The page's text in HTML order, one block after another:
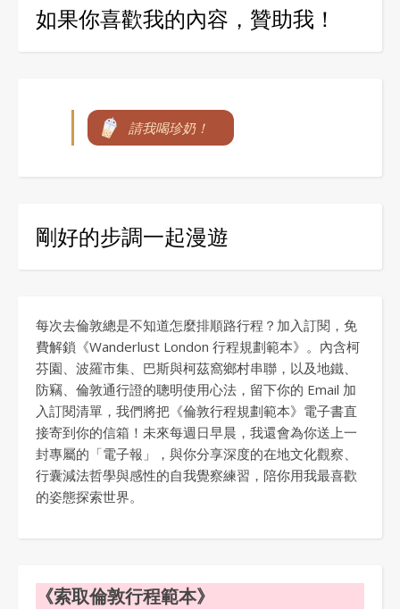
如果你喜歡我的內容，贊助我！
請我喝珍奶！
剛好的步調一起漫遊
每次去倫敦總是不知道怎麼排順路行程？加入訂閱，免
費解鎖《Wanderlust London 行程規劃範本》。內含柯
芬園、波羅市集、巴斯與柯茲窩鄉村串聯，以及地鐵、
防竊、倫敦通行證的聰明使用心法，留下你的 Email 加
入訂閱清單，我們將把《倫敦行程規劃範本》電子書直
接寄到你的信箱！未來每週日早晨，我還會為你送上一
封專屬的「電子報」，與你分享深度的在地文化觀察、
行囊減法哲學與感性的自我覺察練習，陪你用我最喜歡
的姿態探索世界。
《索取倫敦行程範本》